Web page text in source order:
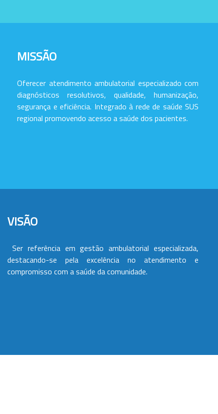
MISSÃO
Oferecer atendimento ambulatorial especializado com
diagnósticos resolutivos, qualidade, humanização,
segurança e eficiência. Integrado à rede de saúde SUS
regional promovendo acesso a saúde dos pacientes.
VISÃO
Ser referência em gestão ambulatorial especializada,
destacando-se pela excelência no atendimento e
compromisso com a saúde da comunidade.